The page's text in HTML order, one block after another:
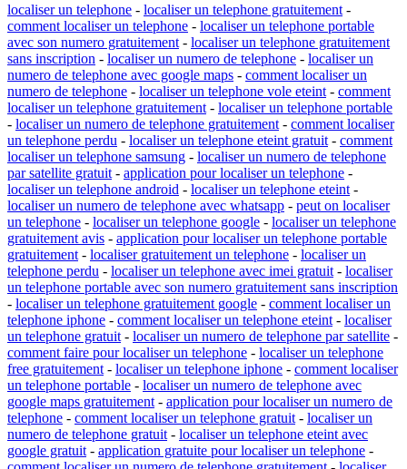
localiser un telephone - localiser un telephone gratuitement -
comment localiser un telephone - localiser un telephone portable
avec son numero gratuitement - localiser un telephone gratuitement
sans inscription - localiser un numero de telephone - localiser un
numero de telephone avec google maps - comment localiser un
numero de telephone - localiser un telephone vole eteint - comment
localiser un telephone gratuitement - localiser un telephone portable
- localiser un numero de telephone gratuitement - comment localiser
un telephone perdu - localiser un telephone eteint gratuit - comment
localiser un telephone samsung - localiser un numero de telephone
par satellite gratuit - application pour localiser un telephone -
localiser un telephone android - localiser un telephone eteint -
localiser un numero de telephone avec whatsapp - peut on localiser
un telephone - localiser un telephone google - localiser un telephone
gratuitement avis - application pour localiser un telephone portable
gratuitement - localiser gratuitement un telephone - localiser un
telephone perdu - localiser un telephone avec imei gratuit - localiser
un telephone portable avec son numero gratuitement sans inscription
- localiser un telephone gratuitement google - comment localiser un
telephone iphone - comment localiser un telephone eteint - localiser
un telephone gratuit - localiser un numero de telephone par satellite -
comment faire pour localiser un telephone - localiser un telephone
free gratuitement - localiser un telephone iphone - comment localiser
un telephone portable - localiser un numero de telephone avec
google maps gratuitement - application pour localiser un numero de
telephone - comment localiser un telephone gratuit - localiser un
numero de telephone gratuit - localiser un telephone eteint avec
google gratuit - application gratuite pour localiser un telephone -